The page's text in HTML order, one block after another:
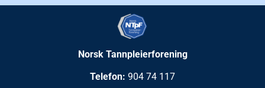
Norsk Tannpleierforening
Telefon: 904 74 117